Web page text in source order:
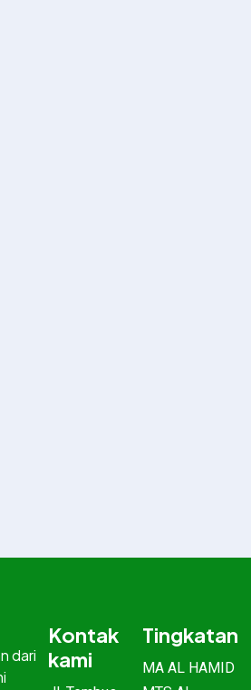
dari
Kontak
kami
Tingkatan
MA AL HAMID